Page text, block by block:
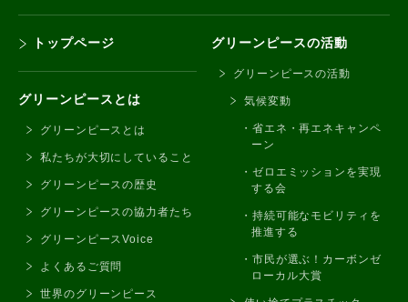
トップページ
グリーンピースとは
グリーンピースとは
私たちが大切にしていること
グリーンピースの歴史
グリーンピースの協力者たち
グリーンピースVoice
よくあるご質問
世界のグリーンピース
グリーンピースの活動
グリーンピースの活動
気候変動
省エネ・再エネキャンペ
ーン
ゼロエミッションを実現
する会
持続可能なモビリティを
推進する
市民が選ぶ！カーボンゼ
ローカル大賞